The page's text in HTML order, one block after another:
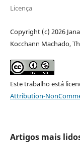
Licença
Copyright (c) 2026
Kocchann Machado,
Este trabalho está
Attribution-
Artigos mais